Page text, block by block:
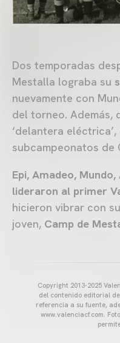
Dos temporadas
Mestalla lograba su
nuevamente con
del torneo. Además,
‘delantera
subcampeonatos de
Epi, Amadeo,
lideraron al primer
hicieron vibrar con
joven, Camp de
Copyright 2013-2025
del contenido editorial
referencia a su fuente,
www.valenciacf.com.